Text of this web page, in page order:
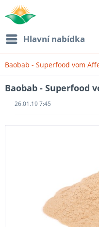
Hlavní nabídka
Baobab - Superfood vom
Baobab - Superfood
26.01.19 7:45